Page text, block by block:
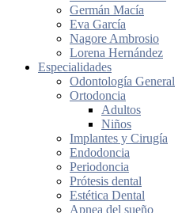
Germán Macía
Eva García
Nagore Ambrosio
Lorena Hernández
Especialidades
Odontología General
Ortodoncia
Adultos
Niños
Implantes y Cirugía
Endodoncia
Periodoncia
Prótesis dental
Estética Dental
Apnea del sueño